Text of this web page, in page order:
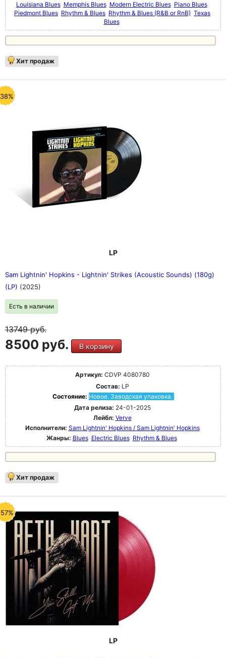
Louisiana Blues Memphis Blues Modern Electric Blues Piano Blues
Piedmont Blues Rhythm & Blues Rhythm & Blues (R&B or RnB) Texas
Blues
Хит продаж
LP
Sam Lightnin' Hopkins - Lightnin' Strikes (Acoustic Sounds) (180g)
(LP) (2025)
Есть в наличии
13749руб.
8500 руб. В корзину
Артикул: CDVP 4080780
Состав: LP
Состояние: Новое. Заводская упаковка.
Дата релиза: 24-01-2025
Лейбл: Verve
Исполнители: Sam Lightnin' Hopkins / Sam Lightnin' Hopkins
Жанры: Blues Electric Blues Rhythm & Blues
Хит продаж
LP